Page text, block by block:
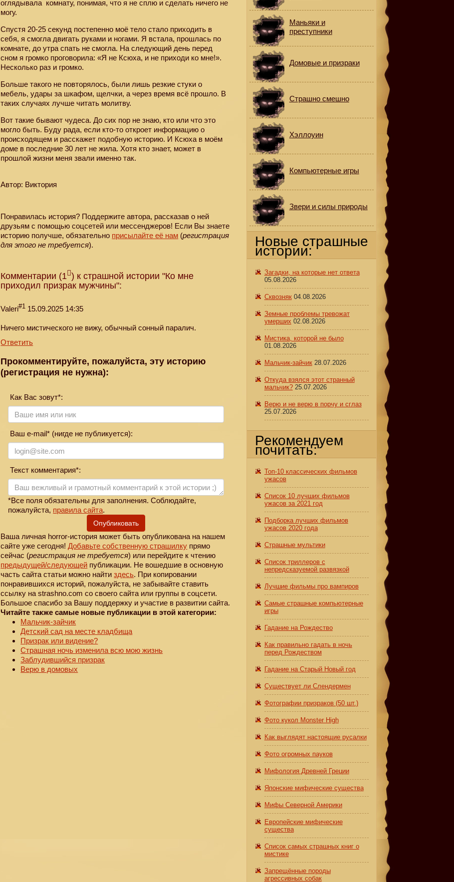
оглядывала комнату, понимая, что я не сплю и сделать ничего не
могу.
Спустя 20-25 секунд постепенно моё тело стало приходить в
себя, я смогла двигать руками и ногами. Я встала, прошлась по
комнате, до утра спать не смогла. На следующий день перед
сном я громко проговорила: «Я не Ксюха, и не приходи ко мне!».
Несколько раз и громко.
Больше такого не повторялось, были лишь резкие стуки о
мебель, удары за шкафом, щелчки, а через время всё прошло. В
таких случаях лучше читать молитву.
Вот такие бывают чудеса. До сих пор не знаю, кто или что это
могло быть. Буду рада, если кто-то откроет информацию о
происходящем и расскажет подобную историю. И Ксюха в моём
доме в последние 30 лет не жила. Хотя кто знает, может в
прошлой жизни меня звали именно так.
Автор: Виктория
Понравилась история? Поддержите автора, рассказав о ней
друзьям с помощью соцсетей или мессенджеров! Если Вы знаете
историю получше, обязательно присылайте её нам (регистрация
для этого не требуется).
Комментарии (1 ) к страшной истории "Ко мне
приходил призрак мужчины":
Valeri#1 15.09.2025 14:35
Ничего мистического не вижу, обычный сонный паралич.
Ответить
Прокомментируйте, пожалуйста, эту историю
(регистрация не нужна):
Как Вас зовут*:
Ваш e-mail* (нигде не публикуется):
Текст комментария*:
*Все поля обязательны для заполнения. Соблюдайте,
пожалуйста, правила сайта.
Опубликовать
Ваша личная horror-история может быть опубликована на нашем
сайте уже сегодня!Добавьте собственную страшилку прямо
сейчас (регистрация не требуется) или перейдите к чтению
предыдущей/следующей публикации. Не вошедшие в основную
часть сайта статьи можно найтиздесь. При копировании
понравившихся историй, пожалуйста, не забывайте ставить
ссылку на strashno.com со своего сайта или группы в соцсети.
Большое спасибо за Вашу поддержку и участие в развитии сайта.
Читайте также самые новые публикации в этой категории:
Мальчик-зайчик
Детский сад на месте кладбища
Призрак или видение?
Страшная ночь изменила всю мою жизнь
Заблудившийся призрак
Верю в домовых
Маньяки и
преступники
Домовые и призраки
Страшно смешно
Хэллоуин
Компьютерные игры
Звери и силы природы
Новые страшные
истории:
Загадки, на которые нет ответа
05.08.2026
Сквозняк 04.08.2026
Земные проблемы тревожат
умерших 02.08.2026
Мистика, которой не было
01.08.2026
Мальчик-зайчик 28.07.2026
Откуда взялся этот странный
мальчик? 25.07.2026
Верю и не верю в порчу и сглаз
25.07.2026
Рекомендуем
почитать:
Топ-10 классических фильмов
ужасов
Список 10 лучших фильмов
ужасов за 2021 год
Подборка лучших фильмов
ужасов 2020 года
Страшные мультики
Список триллеров с
непредсказуемой развязкой
Лучшие фильмы про вампиров
Самые страшные компьютерные
игры
Гадание на Рождество
Как правильно гадать в ночь
перед Рождеством
Гадание на Старый Новый год
Существует ли Слендермен
Фотографии призраков (50 шт.)
Фото кукол Monster High
Как выглядят настоящие русалки
Фото огромных пауков
Мифология Древней Греции
Японские мифические существа
Мифы Северной Америки
Европейские мифические
существа
Список самых страшных книг о
мистике
Запрещённые породы
агрессивных собак